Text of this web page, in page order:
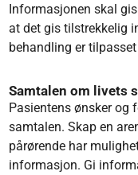
Informasjonen skal
at det gis tilstrekkelig
behandling er
Samtalen om livets
Pasientens ønsker og
samtalen. Skap en
pårørende har
informasjon. Gi